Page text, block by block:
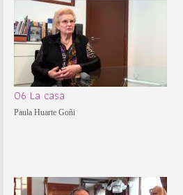
06 La casa
Paula Huarte Goñi